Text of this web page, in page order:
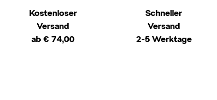
Kostenloser
Versand
ab € 74,00
Schneller
Versand
2-5 Werktage